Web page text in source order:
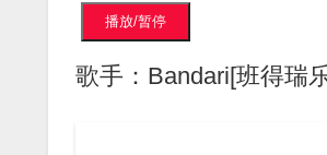
播放/暂停
歌手：Bandari[班得瑞